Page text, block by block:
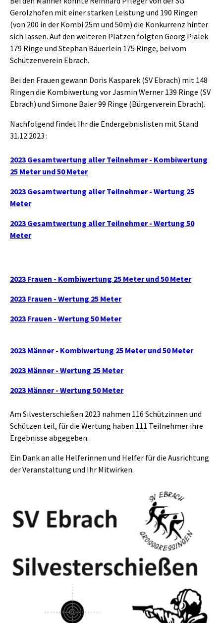
Gerolzhofen mit einer starken Leistung und 190 Ringen
(von 200 in der Kombi 25m und 50m) die Konkurrenz hinter
sich lassen. Auf den weiteren Plätzen folgten Georg Pialek
179 Ringe und Stephan Bäuerlein 175 Ringe, bei vom
Schützenverein Ebrach.
Bei den Frauen gewann Doris Kasparek (SV Ebrach) mit 148
Ringen die Kombiwertung vor Jasmin Werner 139 Ringe (SV
Ebrach) und Simone Baier 99 Ringe (Bürgerverein Ebrach).
Nachfolgend findet Ihr die Endergebnislisten mit Stand
31.12.2023 :
2023 Gesamtwertung aller Teilnehmer - Kombiwertung
25 Meter und 50 Meter
2023 Gesamtwertung aller Teilnehmer - Wertung 25
Meter
2023 Gesamtwertung aller Teilnehmer - Wertung 50
Meter
2023 Frauen - Kombiwertung 25 Meter und 50 Meter
2023 Frauen - Wertung 25 Meter
2023 Frauen - Wertung 50 Meter
2023 Männer - Kombiwertung 25 Meter und 50 Meter
2023 Männer - Wertung 25 Meter
2023 Männer - Wertung 50 Meter
Am Silvesterschießen 2023 nahmen 116 Schützinnen und
Schützen teil, für die Wertung haben 111 Teilnehmer ihre
Ergebnisse abgegeben.
Ein Dank an alle Helferinnen und Helfer für die Ausrichtung
der Veranstaltung und Ihr Mitwirken.